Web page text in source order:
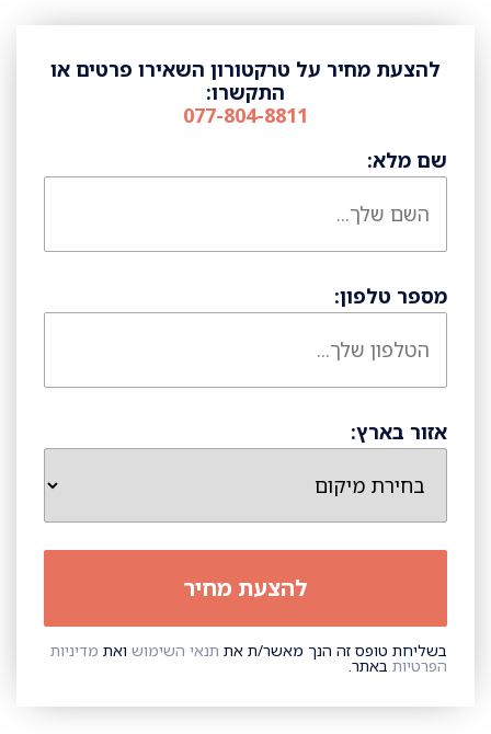
להצעת מחיר על טרקטורון השאירו פרטים או
התקשרו:
077-804-8811
שם מלא:
מספר טלפון:
אזור בארץ:
בשליחת טופס זה הנך מאשר/ת את תנאי השימוש ואת מדיניות
הפרטיות באתר.